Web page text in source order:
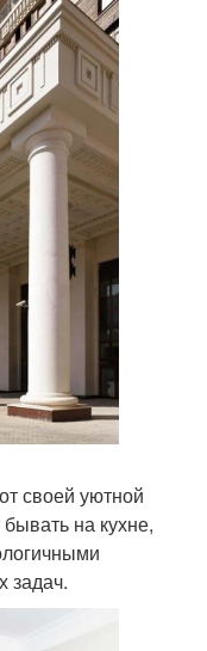
своей уютной
на кухне,
задач.